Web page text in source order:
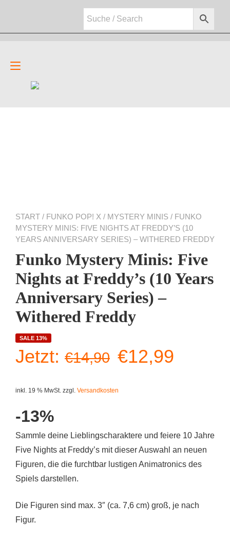
Navigation
umschalten
START / FUNKO POP! X / MYSTERY MINIS / FUNKO
MYSTERY MINIS: FIVE NIGHTS AT FREDDY’S (10
YEARS ANNIVERSARY SERIES) – WITHERED FREDDY
Funko Mystery Minis: Five
Nights at Freddy’s (10 Years
Anniversary Series) –
Withered Freddy
SALE 13%
Jetzt: €14,90
Preis
€14,90
€12,99
inkl. 19 % MwSt. zzgl. Versandkosten
-13%
Sammle deine Lieblingscharaktere und feiere 10 Jahre
Five Nights at Freddy’s mit dieser Auswahl an neuen
Figuren, die die furchtbar lustigen Animatronics des
Spiels darstellen.
Die Figuren sind max. 3″ (ca. 7,6 cm) groß, je nach
Figur.